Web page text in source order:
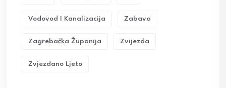
Vodovod I Kanalizacija Zabava
Zagrebačka Županija Zvijezda
Zvjezdano Ljeto